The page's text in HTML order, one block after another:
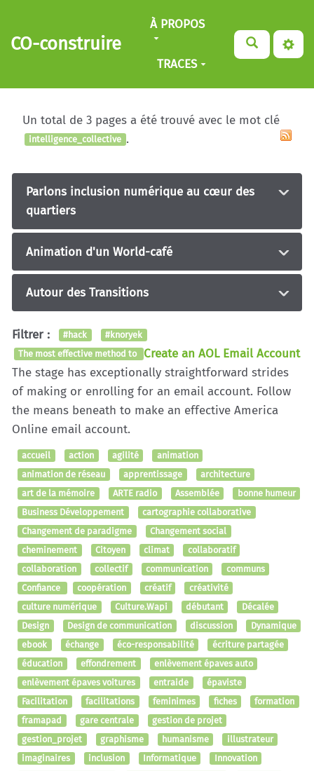
Aller au contenu principal
CO-construire
À PROPOS
TRACES
Un total de 3 pages a été trouvé avec le mot clé
intelligence_collective .
Parlons inclusion numérique au cœur des
quartiers
Animation d'un World-café
Autour des Transitions
Filtrer : #hack
#knoryek
The most effective method to Create an AOL Email Account
The stage has exceptionally straightforward strides
of making or enrolling for an email account. Follow
the means beneath to make an effective America
Online email account.
accueil action agilité
animation
animation de réseau
apprentissage
architecture
art de la mémoire
ARTE radio Assemblée
bonne humeur
Business Développement
cartographie collaborative
Changement de paradigme
Changement social
cheminement
Citoyen climat
collaboratif
collaboration
collectif communication
communs
Confiance
coopération créatif
créativité
culture numérique
Culture.Wapi débutant
Décalée
Design
Design de communication discussion
Dynamique
ebook
échange éco-responsabilité
écriture partagée
éducation
effondrement
enlèvement épaves auto
enlèvement épaves voitures
entraide
épaviste
Facilitation
facilitations feminimes fiches
formation
framapad
gare centrale
gestion de projet
gestion_projet
graphisme humanisme
illustrateur
imaginaires
inclusion Informatique
Innovation